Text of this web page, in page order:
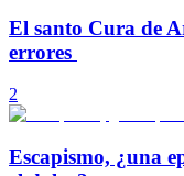
El santo Cura de
errores
2
Escapismo, ¿una